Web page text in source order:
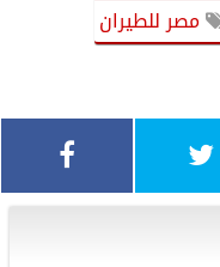
مصر للطيران